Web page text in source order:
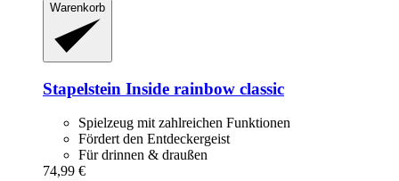
Warenkorb
Stapelstein Inside rainbow classic
Spielzeug mit zahlreichen Funktionen
Fördert den Entdeckergeist
Für drinnen & draußen
74,99 €